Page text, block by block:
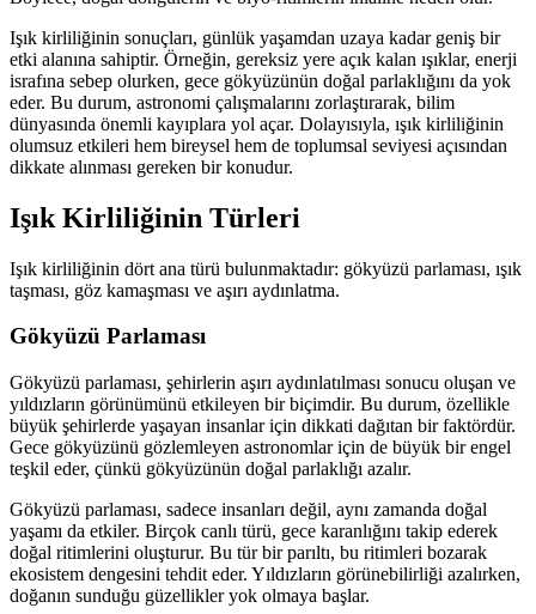
Işık kirliliğinin sonuçları, günlük yaşamdan uzaya kadar geniş bir
etki alanına sahiptir. Örneğin, gereksiz yere açık kalan ışıklar, enerji
israfına sebep olurken, gece gökyüzünün doğal parlaklığını da yok
eder. Bu durum, astronomi çalışmalarını zorlaştırarak, bilim
dünyasında önemli kayıplara yol açar. Dolayısıyla, ışık kirliliğinin
olumsuz etkileri hem bireysel hem de toplumsal seviyesi açısından
dikkate alınması gereken bir konudur.
Işık Kirliliğinin Türleri
Işık kirliliğinin dört ana türü bulunmaktadır: gökyüzü parlaması, ışık
taşması, göz kamaşması ve aşırı aydınlatma.
Gökyüzü Parlaması
Gökyüzü parlaması, şehirlerin aşırı aydınlatılması sonucu oluşan ve
yıldızların görünümünü etkileyen bir biçimdir. Bu durum, özellikle
büyük şehirlerde yaşayan insanlar için dikkati dağıtan bir faktördür.
Gece gökyüzünü gözlemleyen astronomlar için de büyük bir engel
teşkil eder, çünkü gökyüzünün doğal parlaklığı azalır.
Gökyüzü parlaması, sadece insanları değil, aynı zamanda doğal
yaşamı da etkiler. Birçok canlı türü, gece karanlığını takip ederek
doğal ritimlerini oluşturur. Bu tür bir parıltı, bu ritimleri bozarak
ekosistem dengesini tehdit eder. Yıldızların görünebilirliği azalırken,
doğanın sunduğu güzellikler yok olmaya başlar.